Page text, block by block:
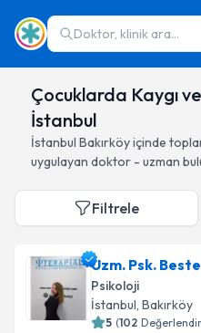
Doktor, klinik ara...
Çocuklarda Kaygı
İstanbul
İstanbul Bakırköyiçinde
uygulayan doktor - uzman
Filtrele
Uzm. Psk.
Psikoloji
İstanbul, Bakırköy
5 (102